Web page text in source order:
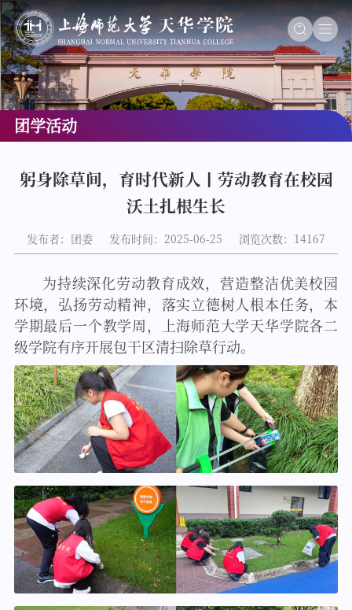
团学活动
躬身除草间，育时代新人丨劳动教育在校园
沃土扎根生长
发布者：团委 发布时间：2025-06-25 浏览次数： 14167
为持续深化劳动教育成效，营造整洁优美校园
环境，弘扬劳动精神，落实立德树人根本任务，本
学期最后一个教学周，上海师范大学天华学院各二
级学院有序开展包干区清扫除草行动。